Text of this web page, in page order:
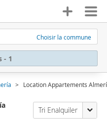
Choisir la commune
- 1
Location Appartements
Tri Enalquiler